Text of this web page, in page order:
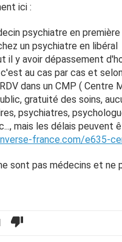
ici :
psychiatre en
un psychiatre en
il y avoir dépassement
au cas par cas et
dans un CMP (
gratuité des soins,
psychiatres,
mais les délais peuvent
france.com/e635-
sont pas médecins et